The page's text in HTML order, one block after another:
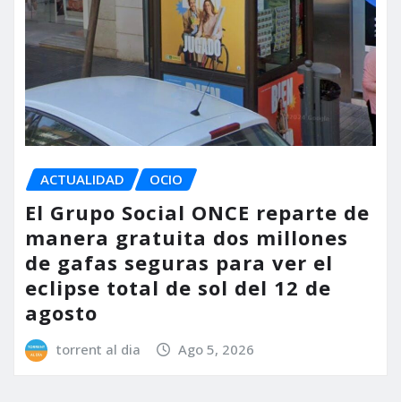
ACTUALIDAD OCIO
El Grupo Social ONCE reparte de
manera gratuita dos millones
de gafas seguras para ver el
eclipse total de sol del 12 de
agosto
torrent al dia Ago 5, 2026